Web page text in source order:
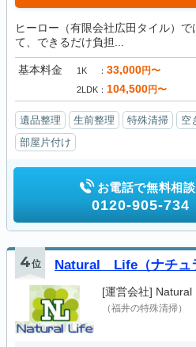
ヒーロー（有限会社広田タイル）
て、できるだけ負担...
基本料金 1K 33,000円〜
2LDK 104,500円〜
遺品整理 生前整理 特殊清掃 空
部屋片付け
お電話で無料相談
0120-905-734
4位 Natural Life（ナチュ
[運営会社]
（福井の特殊清掃）